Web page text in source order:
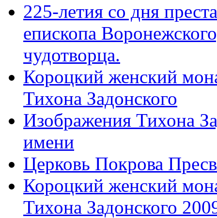
225-летия со дня
епископа
чудотворца.
Короцкий женский
Тихона Задонского
Изображения Тихона
имени
Церковь Покрова
Короцкий женский
Тихона Задонского